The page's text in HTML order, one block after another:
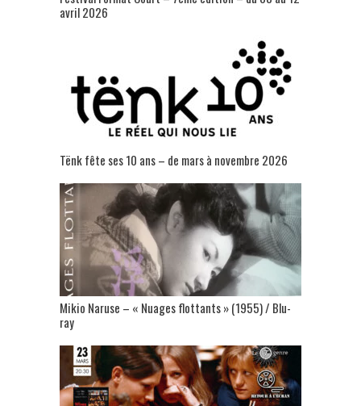
avril 2026
Tënk fête ses 10 ans – de mars à novembre 2026
Mikio Naruse – « Nuages flottants » (1955) / Blu-
ray